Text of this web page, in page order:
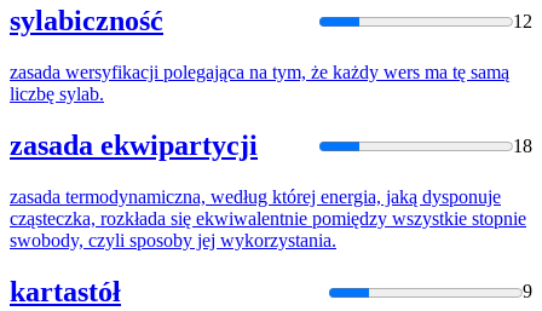
sylabiczność 12
zasada wersyfikacji polegająca na tym, że każdy wers ma tę samą
liczbę sylab.
zasada ekwipartycji 18
zasada termodynamiczna, według której energia, jaką dysponuje
cząsteczka, rozkłada się ekwiwalentnie pomiędzy wszystkie stopnie
swobody, czyli sposoby jej wykorzystania.
kartastół 9